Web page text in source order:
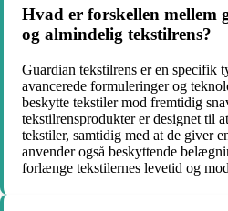
Hvad er forskellen mellem
og almindelig tekstilrens?
Guardian tekstilrens er en specifik
avancerede formuleringer og
beskytte tekstiler mod fremtidig
tekstilrensprodukter er designet til
tekstiler, samtidig med at de giver
anvender også beskyttende
forlænge tekstilernes levetid og